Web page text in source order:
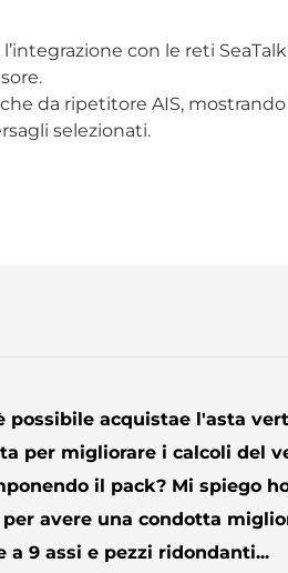
con le reti
da ripetitore AIS,
selezionati.
possibile acquistae l'asta
per migliorare i calcoli del
il pack? Mi spiego
avere una condotta
9 assi e pezzi ridondanti...